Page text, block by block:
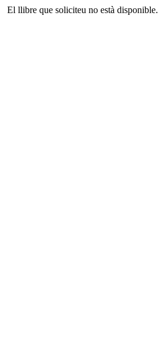
El llibre que soliciteu no està disponible.